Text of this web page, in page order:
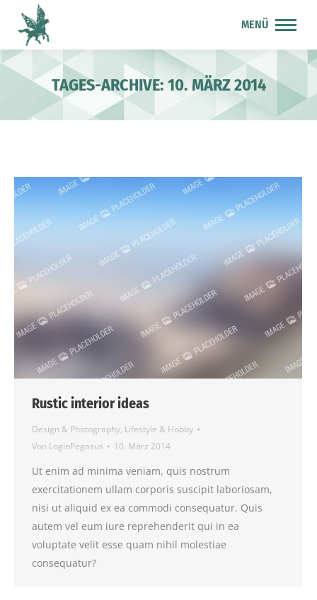
MENÜ
TAGES-ARCHIVE: 10. MÄRZ 2014
Rustic interior ideas
Design & Photography, Lifestyle & Hobby
Von LoginPegasus 10. März 2014
Ut enim ad minima veniam, quis nostrum
exercitationem ullam corporis suscipit laboriosam,
nisi ut aliquid ex ea commodi consequatur. Quis
autem vel eum iure reprehenderit qui in ea
voluptate velit esse quam nihil molestiae
consequatur?